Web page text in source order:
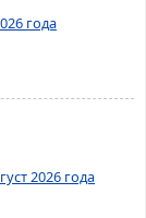
года
2026 года